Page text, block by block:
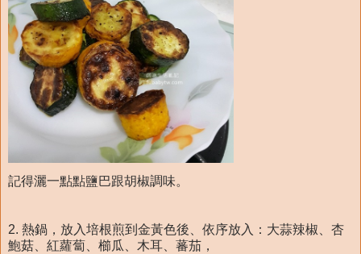
記得灑一點點鹽巴跟胡椒調味。
2. 熱鍋，放入培根煎到金黃色後、依序放入：大蒜辣椒、杏
鮑菇、紅蘿蔔、櫛瓜、木耳、蕃茄，